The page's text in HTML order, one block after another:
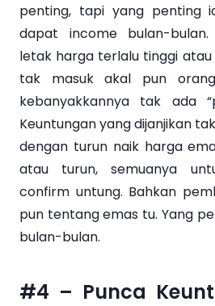
penting, tapi yang penting
dapat income bulan-bulan.
letak harga terlalu tinggi
tak masuk akal pun
kebanyakkannya tak ada
Keuntungan yang dijanjikan
dengan turun naik harga
atau turun, semuanya
confirm untung. Bahkan
pun tentang emas tu. Yang
bulan-bulan.
#4 – Punca